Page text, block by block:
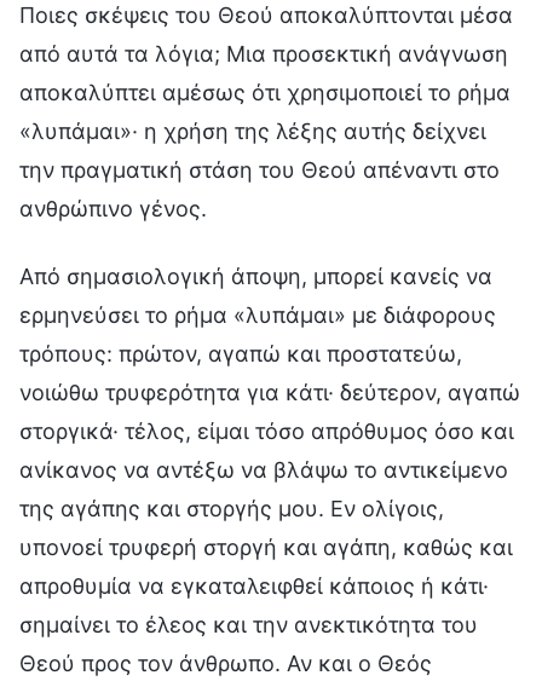
Ποιες σκέψεις του Θεού αποκαλύπτονται μέσα
από αυτά τα λόγια; Μια προσεκτική ανάγνωση
αποκαλύπτει αμέσως ότι χρησιμοποιεί το ρήμα
«λυπάμαι»· η χρήση της λέξης αυτής δείχνει
την πραγματική στάση του Θεού απέναντι στο
ανθρώπινο γένος.
Από σημασιολογική άποψη, μπορεί κανείς να
ερμηνεύσει το ρήμα «λυπάμαι» με διάφορους
τρόπους: πρώτον, αγαπώ και προστατεύω,
νοιώθω τρυφερότητα για κάτι· δεύτερον, αγαπώ
στοργικά· τέλος, είμαι τόσο απρόθυμος όσο και
ανίκανος να αντέξω να βλάψω το αντικείμενο
της αγάπης και στοργής μου. Εν ολίγοις,
υπονοεί τρυφερή στοργή και αγάπη, καθώς και
απροθυμία να εγκαταλειφθεί κάποιος ή κάτι·
σημαίνει το έλεος και την ανεκτικότητα του
Θεού προς τον άνθρωπο. Αν και ο Θεός